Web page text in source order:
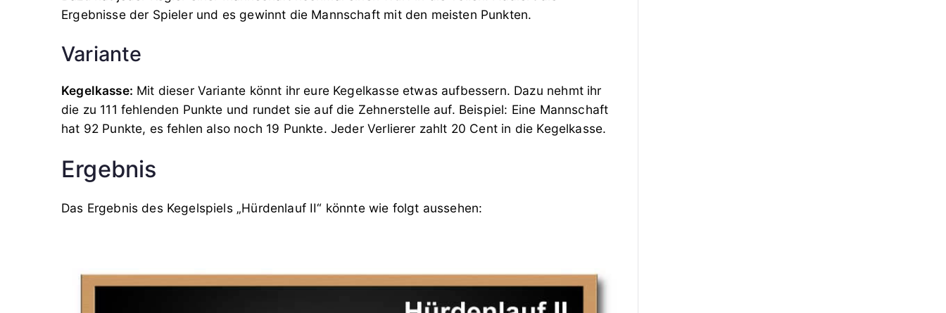
Ergebnisse der Spieler und es gewinnt die Mannschaft mit den meisten Punkten.
Variante
Kegelkasse: Mit dieser Variante könnt ihr eure Kegelkasse etwas aufbessern. Dazu nehmt ihr
die zu 111 fehlenden Punkte und rundet sie auf die Zehnerstelle auf. Beispiel: Eine Mannschaft
hat 92 Punkte, es fehlen also noch 19 Punkte. Jeder Verlierer zahlt 20 Cent in die Kegelkasse.
Ergebnis
Das Ergebnis des Kegelspiels „Hürdenlauf II“ könnte wie folgt aussehen: